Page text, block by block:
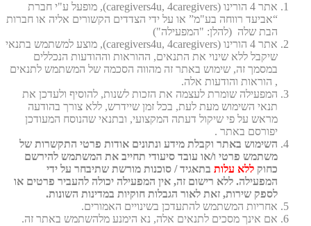
אתר 4 הורינו (caregivers4u, 4caregivers), מופעל ע"י חברת
“אביעד רווחה בע"מ” או על ידי הצדדים הקשורים אליה או חברות
הבת שלה (להלן: "המפעילה")
אתר 4 הורינו (caregivers4u, 4caregivers), מוצע למשתמש בתנאי
שיקבל ללא שינוי את התנאים, ההוראות וההודעות הנכללים
במסמך זה, שימוש באתר זה מהווה הסכמה של המשתמש לתנאים
, הוראות והודעות אלה.
המפעילה שומרת לעצמה את הזכות לשנות, להוסיף ולעדכן את
תנאי השימוש מעת לעת, בכל זמן שיידרש, ללא צורך בהודעה
מראש על פי שיקול דעתה המקצועי, ובתנאי שהנוסח המעודכן
יפורסם באתר .
השימוש באתר וקבלת מידע ונתונים אודות פרטי התקשרות של
משתמש פרטי ו/או עובד סיעודי תחייב את המשתמש להירשם
כחוק ללא עלות בתאגיד / סוכנות מורשת שתיבחר על ידי
המפעילה. ללא רישום זה, אין המפעילה יכולה להעביר פרטים או
לספק שירות, זאת לאור הגבלות חוקיות במדינות השונות.
אחריות המשתמש להתעדכן בשינויים האמורים.
אם אינך מסכים לתנאים אלה, נא הימנע מלהשתמש באתר זה.